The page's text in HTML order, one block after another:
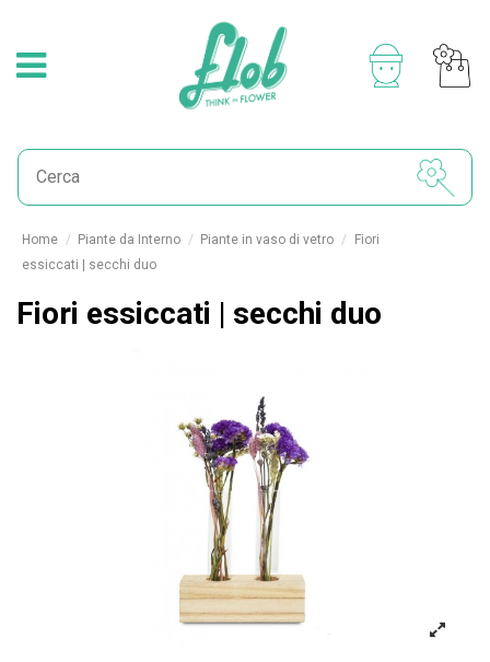
Home Piante da Interno Piante in vaso di vetro
Fiori
essiccati | secchi duo
Fiori essiccati | secchi duo